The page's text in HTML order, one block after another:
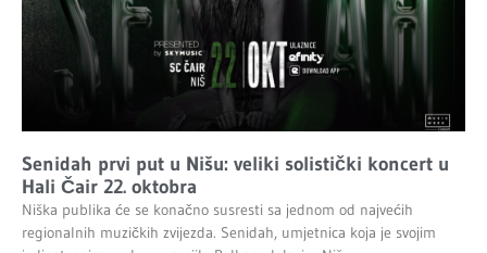
Senidah prvi put u Nišu: veliki solistički koncert u
Hali Čair 22. oktobra
Niška publika će se konačno susresti sa jednom od najvećih
regionalnih muzičkih zvijezda. Senidah, umjetnica koja je svojim